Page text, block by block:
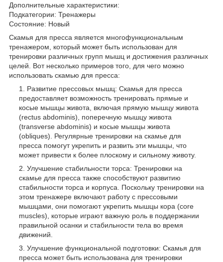
Дополнительные характеристики:
Подкатегории: Тренажеры
Состояние: Новый
Скамья для пресса является многофункциональным
тренажером, который может быть использован для
тренировки различных групп мышц и достижения различных
целей. Вот несколько примеров того, для чего можно
использовать скамью для пресса:
Развитие прессовых мышц: Скамья для пресса
предоставляет возможность тренировать прямые и
косые мышцы живота, включая прямую мышцу живота
(rectus abdominis), поперечную мышцу живота
(transverse abdominis) и косые мышцы живота
(obliques). Регулярные тренировки на скамье для
пресса помогут укрепить и развить эти мышцы, что
может привести к более плоскому и сильному животу.
Улучшение стабильности торса: Тренировки на
скамье для пресса также способствуют развитию
стабильности торса и корпуса. Поскольку тренировки на
этом тренажере включают работу с прессовыми
мышцами, они помогают укрепить мышцы кора (core
muscles), которые играют важную роль в поддержании
правильной осанки и стабильности тела во время
движений.
Улучшение функциональной подготовки: Скамья для
пресса может быть использована для тренировки